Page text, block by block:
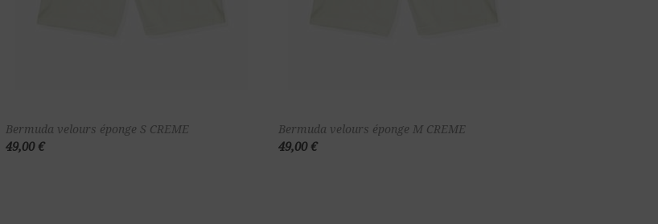
Ajouter au
Bermuda velours éponge S CREME
49,00 €
Ajouter au
Bermuda velours éponge M CREME
49,00 €